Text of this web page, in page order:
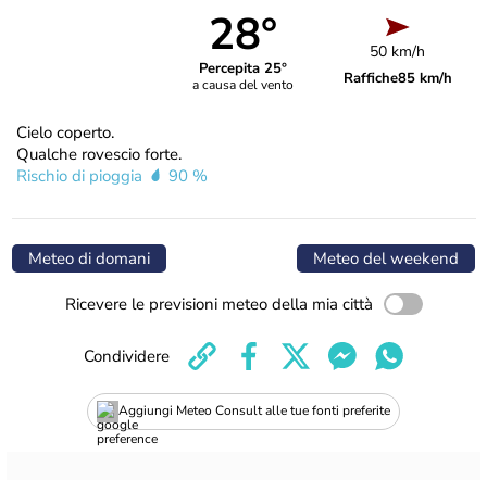
28°
Percepita 25°
a causa del vento
50 km/h
Raffiche85 km/h
Cielo coperto.
Qualche rovescio forte.
Rischio di pioggia
90 %
Meteo di domani Meteo del weekend
Ricevere le previsioni meteo della mia città
Aggiungi Meteo Consult alle tue fonti preferite
Condividere